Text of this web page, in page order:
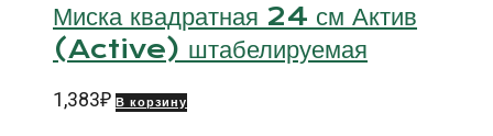
Миска квадратная 24 см Актив
(Active) штабелируемая
1,383₽ В корзину